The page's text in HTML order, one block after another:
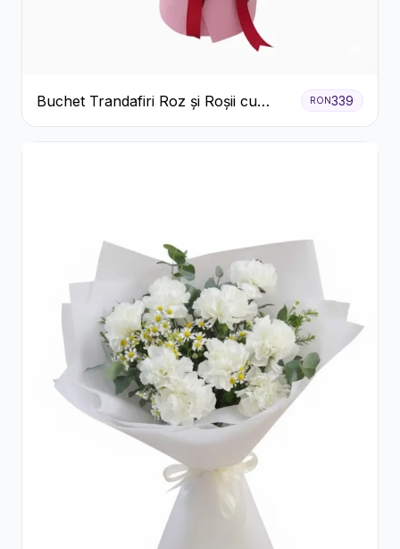
Buchet Trandafiri Roz și Roșii cu
Eucalipt și Gypsophila
RON339